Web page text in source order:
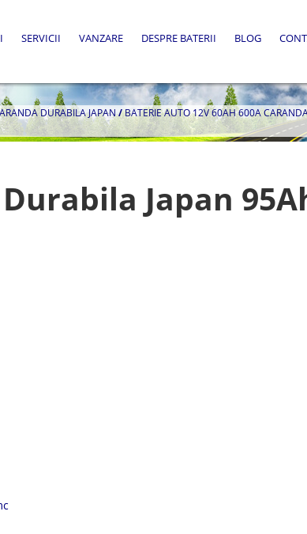
SERVICII VANZARE DESPRE BATERII BLOG
DURABILA JAPAN/BATERIE AUTO 12V 60AH 600A
Japan